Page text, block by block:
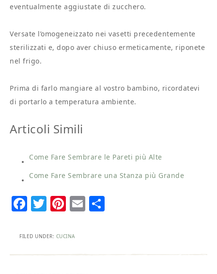
eventualmente aggiustate di zucchero.
Versate l’omogeneizzato nei vasetti precedentemente
sterilizzati e, dopo aver chiuso ermeticamente, riponete
nel frigo.
Prima di farlo mangiare al vostro bambino, ricordatevi
di portarlo a temperatura ambiente.
Articoli Simili
Come Fare Sembrare le Pareti più Alte
Come Fare Sembrare una Stanza più Grande
Facebook
Twitter
Pinterest
Email
FILED UNDER: CUCINA